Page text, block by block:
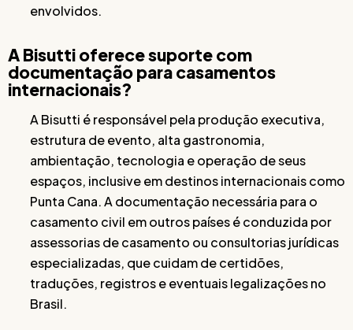
envolvidos.
A Bisutti oferece suporte com
documentação para casamentos
internacionais?
A Bisutti é responsável pela produção executiva,
estrutura de evento, alta gastronomia,
ambientação, tecnologia e operação de seus
espaços, inclusive em destinos internacionais como
Punta Cana. A documentação necessária para o
casamento civil em outros países é conduzida por
assessorias de casamento ou consultorias jurídicas
especializadas, que cuidam de certidões,
traduções, registros e eventuais legalizações no
Brasil.